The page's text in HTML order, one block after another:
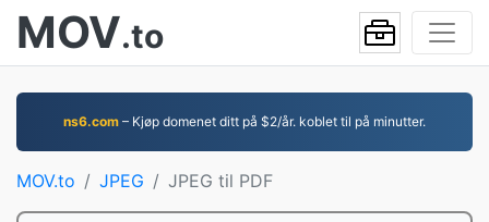
MOV.to
ns6.com – Kjøp domenet ditt på $2/år. koblet til på minutter.
MOV.to JPEG JPEG til PDF